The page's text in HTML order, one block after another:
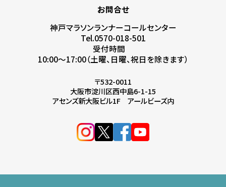
お問合せ
神戸マラソンランナーコールセンター
Tel.0570-018-501
受付時間
10:00～17:00（土曜、日曜、祝日を除きます）
〒532-0011
大阪市淀川区西中島6-1-15
アセンズ新大阪ビル1F アールビーズ内